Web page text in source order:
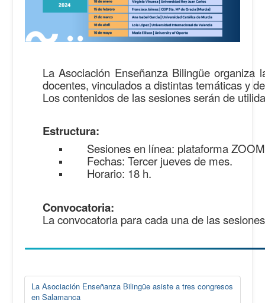
La Asociación Enseñanza Bilingüe
docentes, vinculados a distintas temáticas y
Los contenidos de las sesiones serán de
Estructura:
Sesiones en línea: plataforma
Fechas: Tercer jueves de mes.
Horario: 18 h.
Convocatoria:
La convocatoria para cada una de las
La Asociación Enseñanza Bilingüe asiste a tres congresos
en Salamanca